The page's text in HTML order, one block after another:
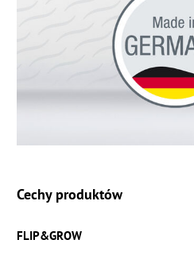
Cechy produktów
FLIP&GROW